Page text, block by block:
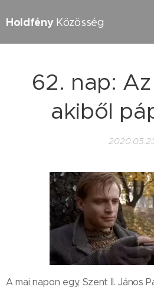
HoldfényKözösség
62. nap:
akiből
A mai napon egy, Szent II. János